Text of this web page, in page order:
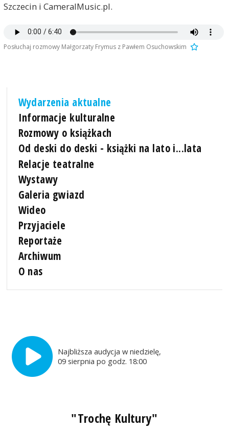
Szczecin i CameralMusic.pl.
Posłuchaj rozmowy Małgorzaty Frymus z Pawłem Osuchowskim
Wydarzenia aktualne
Informacje kulturalne
Rozmowy o książkach
Od deski do deski - książki na lato i...lata
Relacje teatralne
Wystawy
Galeria gwiazd
Wideo
Przyjaciele
Reportaże
Archiwum
O nas
Najbliższa audycja w niedzielę,
09 sierpnia po godz. 18:00
"Trochę Kultury"